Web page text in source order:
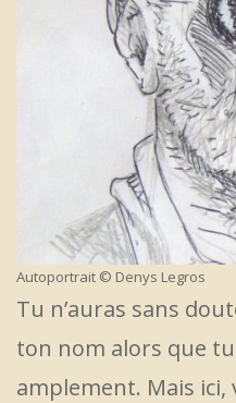
Autoportrait © Denys Legros
Tu n’auras sans
ton nom alors que
amplement. Mais